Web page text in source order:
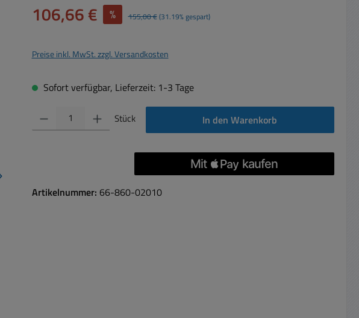
Verkaufspreis:
106,66 € % Regulärer Preis:
155,00 €(31.19% gespart)
Preise inkl. MwSt. zzgl. Versandkosten
Sofort verfügbar, Lieferzeit: 1-3 Tage
Produkt Anzahl: Gib den gewünschten Wert ein oder benutze die Schaltflächen um die
Stück In den Warenkorb
Artikelnummer: 66-860-02010